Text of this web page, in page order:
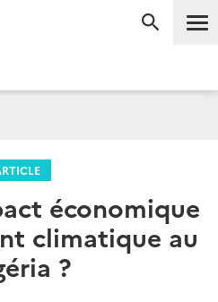
économique
climatique au
?